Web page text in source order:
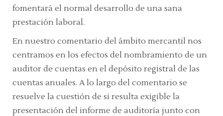
fomentará el normal desarrollo de una sana
prestación laboral.
En nuestro comentario del ámbito mercantil nos
centramos en los efectos del nombramiento de un
auditor de cuentas en el depósito registral de las
cuentas anuales. A lo largo del comentario se
resuelve la cuestión de si resulta exigible la
presentación del informe de auditoría junto con